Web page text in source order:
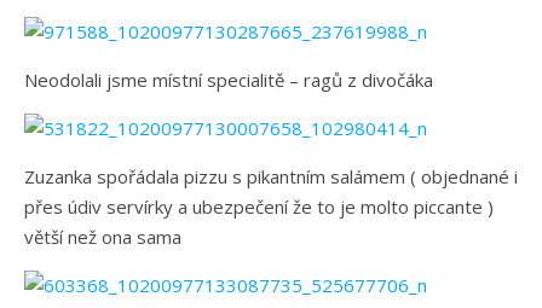
Neodolali jsme místní specialitě – ragů z divočáka
Zuzanka spořádala pizzu s pikantním salámem ( objednané i
přes údiv servírky a ubezpečení že to je molto piccante )
větší než ona sama